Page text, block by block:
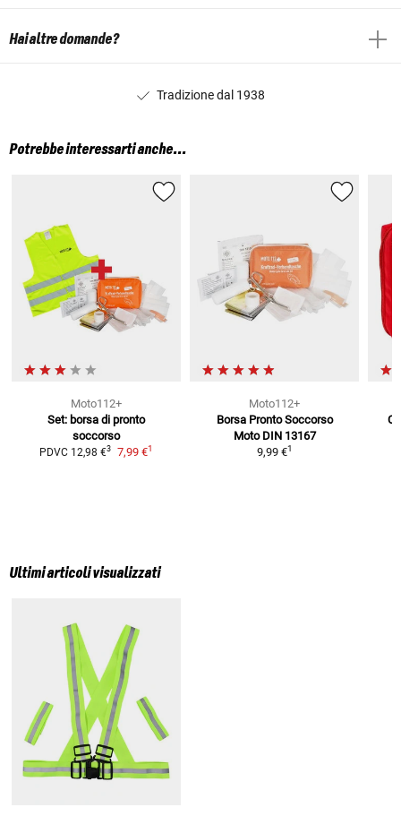
Hai altre domande?
Tradizione dal 1938
Potrebbe interessarti anche...
Moto112+
Set: borsa di pronto
soccorso
PDVC 12,98 €3 7,99 €1
Moto112+
Borsa Pronto Soccorso
Moto DIN 13167
9,99 €1
Ultimi articoli visualizzati